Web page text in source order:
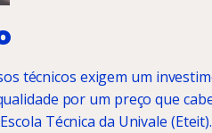
técnicos exigem um
por um preço que
Técnica da Univale (Eteit).